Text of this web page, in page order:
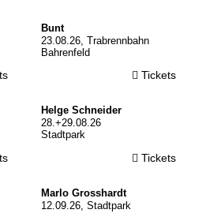
Bunt
23.08.26, Trabrennbahn
Bahrenfeld
Tickets
Helge Schneider
28.+29.08.26
Stadtpark
Tickets
Marlo Grosshardt
12.09.26, Stadtpark